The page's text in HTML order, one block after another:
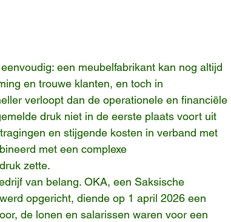
een meubelfabrikant kan nog altijd
en trouwe klanten, en toch in
verloopt dan de operationele en financiële
druk niet in de eerste plaats voort uit
en stijgende kosten in verband met
met een complexe
zette.
van belang. OKA, een Saksische
opgericht, diende op 1 april 2026 een
de lonen en salarissen waren voor een